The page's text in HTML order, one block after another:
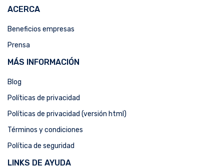
ACERCA
Beneficios empresas
Prensa
MÁS INFORMACIÓN
Blog
Políticas de privacidad
Políticas de privacidad (versión html)
Términos y condiciones
Política de seguridad
LINKS DE AYUDA